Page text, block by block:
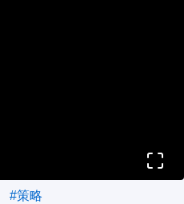
#策略